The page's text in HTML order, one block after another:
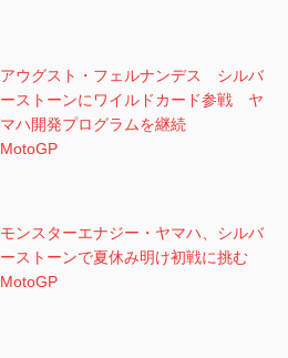
アウグスト・フェルナンデス シルバ
ーストーンにワイルドカード参戦 ヤ
マハ開発プログラムを継続
MotoGP
モンスターエナジー・ヤマハ、シルバ
ーストーンで夏休み明け初戦に挑む
MotoGP